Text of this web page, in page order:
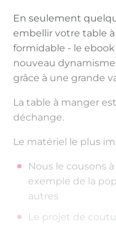
En seulement
embellir votre table
formidable - le
nouveau
grâce à une grande
La table à manger
déchange.
Le matériel le plus
Nous le cousons
exemple de la
autres
Le projet de